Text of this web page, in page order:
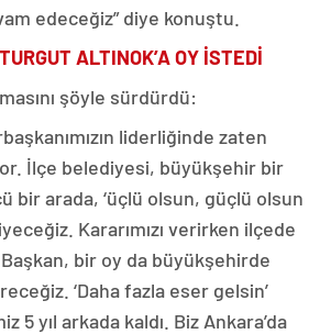
edeceğiz” diye konuştu.
ALTINOK’A OY İSTEDİ
şöyle sürdürdü:
liderliğinde zaten
İlçe belediyesi, büyükşehir bir
bir arada, ‘üçlü olsun, güçlü olsun
Kararımızı verirken ilçede
bir oy da büyükşehirde
‘Daha fazla eser gelsin’
5 yıl arkada kaldı. Biz Ankara’da